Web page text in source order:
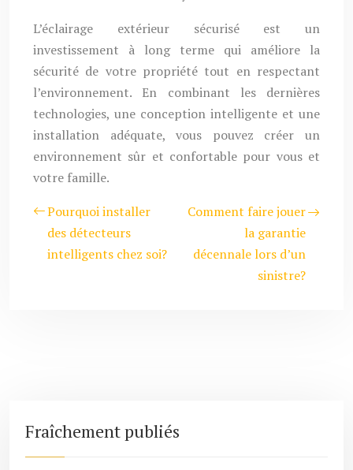
L’éclairage extérieur sécurisé est un
investissement à long terme qui améliore la
sécurité de votre propriété tout en respectant
l’environnement. En combinant les dernières
technologies, une conception intelligente et une
installation adéquate, vous pouvez créer un
environnement sûr et confortable pour vous et
votre famille.
Pourquoi installer
des détecteurs
intelligents chez soi?
Comment faire jouer
la garantie
décennale lors d’un
sinistre?
Fraîchement publiés